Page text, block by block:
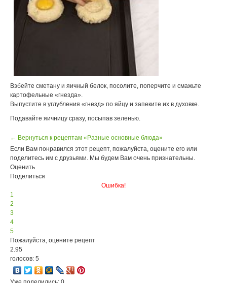
Взбейте сметану и яичный белок, посолите, поперчите и смажьте
картофельные «гнезда».
Выпустите в углубления «гнезд» по яйцу и запеките их в духовке.
Подавайте яичницу сразу, посыпав зеленью.
← Вернуться к рецептам «Разные основные блюда»
Если Вам понравился этот рецепт, пожалуйста, оцените его или
поделитесь им с друзьями. Мы будем Вам очень признательны.
Оценить
Поделиться
Ошибка!
1
2
3
4
5
Пожалуйста, оцените рецепт
2.95
голосов: 5